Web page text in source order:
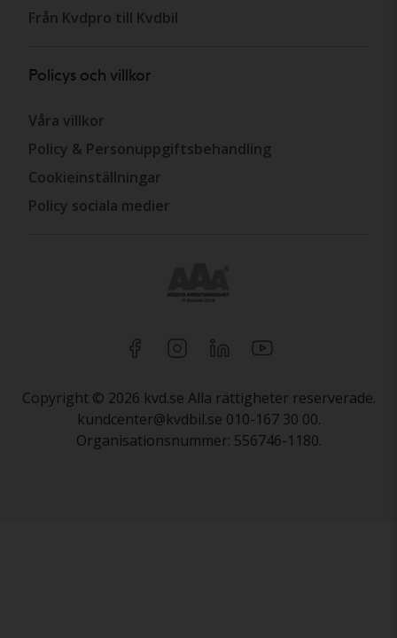
Från Kvdpro till Kvdbil
Policys och villkor
Våra villkor
Policy & Personuppgiftsbehandling
Cookieinställningar
Policy sociala medier
Copyright © 2026 kvd.se Alla rättigheter reserverade.
kundcenter@kvdbil.se 010-167 30 00.
Organisationsnummer: 556746-1180.